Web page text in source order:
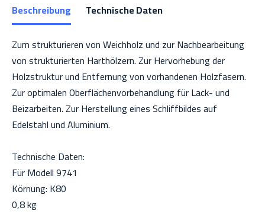
Beschreibung
Technische Daten
Zum strukturieren von Weichholz und zur Nachbearbeitung
von strukturierten Harthölzern. Zur Hervorhebung der
Holzstruktur und Entfernung von vorhandenen Holzfasern.
Zur optimalen Oberflächenvorbehandlung für Lack- und
Beizarbeiten. Zur Herstellung eines Schliffbildes auf
Edelstahl und Aluminium.
Technische Daten:
Für Modell 9741
Körnung: K80
0,8 kg